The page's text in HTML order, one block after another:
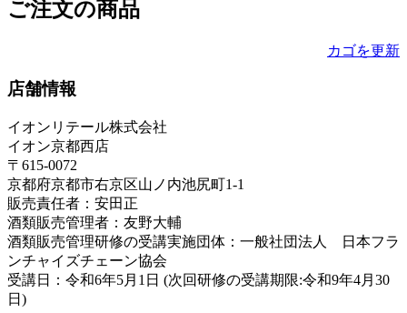
ご注文の商品
カゴを更新
店舗情報
イオンリテール株式会社
イオン京都西店
〒615-0072
京都府京都市右京区山ノ内池尻町1-1
販売責任者：安田正
酒類販売管理者：友野大輔
酒類販売管理研修の受講実施団体：一般社団法人 日本フラ
ンチャイズチェーン協会
受講日：令和6年5月1日 (次回研修の受講期限:令和9年4月30
日)